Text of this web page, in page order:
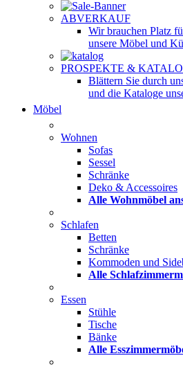
ABVERKAUF
Wir brauchen Platz
unsere Möbel und
PROSPEKTE &
Blättern Sie durch
und die Kataloge
Möbel
Wohnen
Sofas
Sessel
Schränke
Deko & Accessoires
Alle Wohnmöbel
Schlafen
Betten
Schränke
Kommoden und
Alle
Essen
Stühle
Tische
Bänke
Alle